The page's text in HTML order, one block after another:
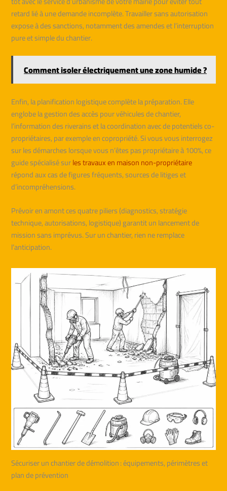
retard lié à une demande incomplète. Travailler sans autorisation
expose à des sanctions, notamment des amendes et l’interruption
pure et simple du chantier.
Comment isoler électriquement une zone humide ?
Enfin, la planification logistique complète la préparation. Elle
englobe la gestion des accès pour véhicules de chantier,
l’information des riverains et la coordination avec de potentiels co-
propriétaires, par exemple en copropriété. Si vous vous interrogez
sur les démarches lorsque vous n’êtes pas propriétaire à 100%, ce
guide spécialisé surles travaux en maison non-propriétaire
répond aux cas de figures fréquents, sources de litiges et
d’incompréhensions.
Prévoir en amont ces quatre piliers (diagnostics, stratégie
technique, autorisations, logistique) garantit un lancement de
mission sans imprévus. Sur un chantier, rien ne remplace
l’anticipation.
Sécuriser un chantier de démolition : équipements, périmètres et
plan de prévention